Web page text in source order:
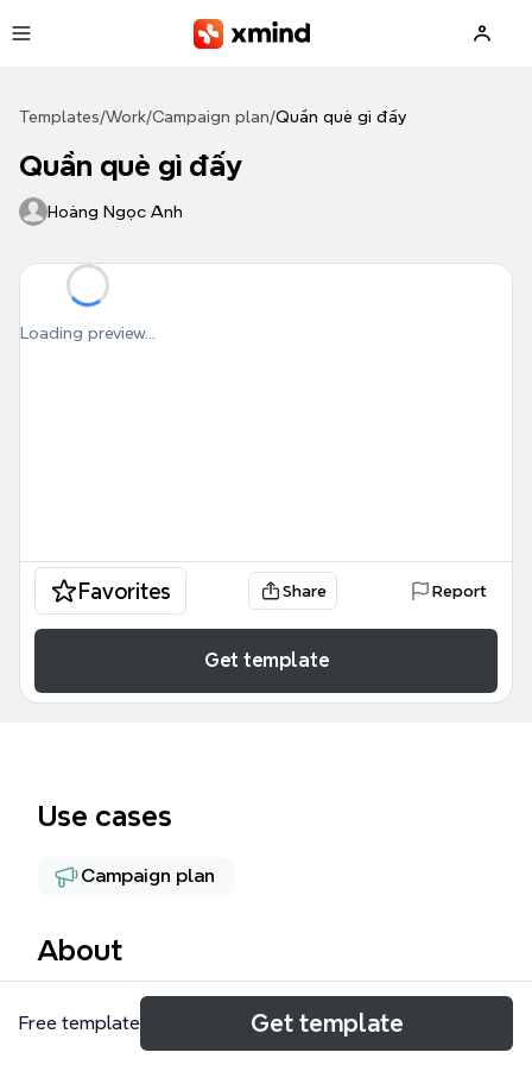
Templates/Work/Campaign plan/Quần què gì đấy
Quần què gì đấy
Hoàng Ngọc Anh
Loading preview...
Favorites Share Report
Get template
Use cases
Campaign plan
About
Quần què gì đấy mind map là một bản kế hoạch chi
tiết về chiến lược xây dựng sự hiện diện trực tuyến
Free template Get template